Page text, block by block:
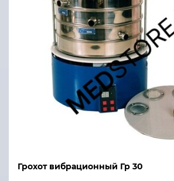
Грохот вибрационный Гр 30